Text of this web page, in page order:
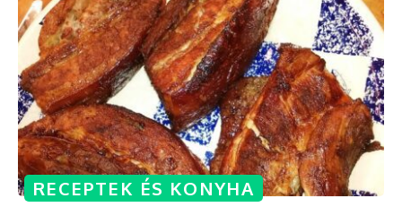
RECEPTEK ÉS KONYHA